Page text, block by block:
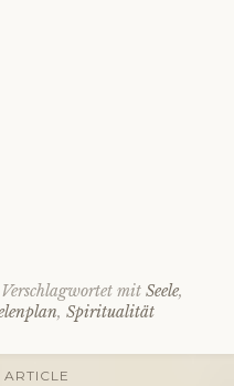
Verschlagwortet mit Seele,
, Spiritualität